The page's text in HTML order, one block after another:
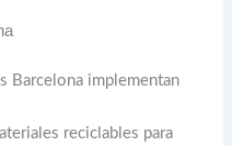
Barcelona implementan
reciclables para